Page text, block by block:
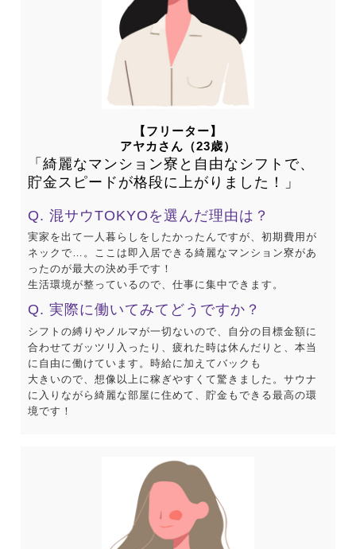
【フリーター】
アヤカさん（23歳）
「綺麗なマンション寮と自由なシフトで、
貯金スピードが格段に上がりました！」
Q. 混サウTOKYOを選んだ理由は？
実家を出て一人暮らしをしたかったんですが、初期費用が
ネックで…。ここは即入居できる綺麗なマンション寮があ
ったのが最大の決め手です！
生活環境が整っているので、仕事に集中できます。
Q. 実際に働いてみてどうですか？
シフトの縛りやノルマが一切ないので、自分の目標金額に
合わせてガッツリ入ったり、疲れた時は休んだりと、本当
に自由に働けています。時給に加えてバックも
大きいので、想像以上に稼ぎやすくて驚きました。サウナ
に入りながら綺麗な部屋に住めて、貯金もできる最高の環
境です！